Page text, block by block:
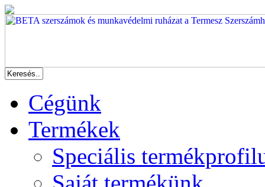
Cégünk
Termékek
Speciális